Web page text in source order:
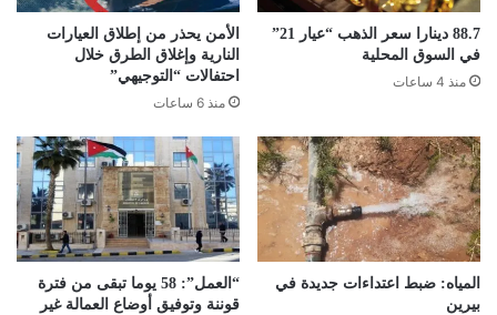
88.7 دينارا سعر الذهب “عيار 21”
في السوق المحلية
منذ 4 ساعات
الأمن يحذر من إطلاق العيارات
النارية وإغلاق الطرق خلال
احتفالات “التوجيهي”
منذ 6 ساعات
المياه: ضبط اعتداءات جديدة في
بيرين
“العمل”: 58 يوما تبقى من فترة
قوننة وتوفيق أوضاع العمالة غير